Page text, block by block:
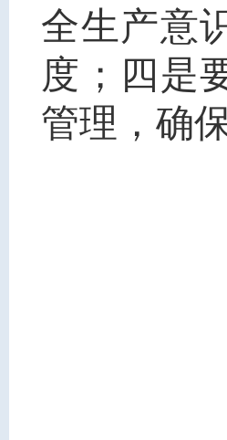
全生产意
度；四是
管理，确